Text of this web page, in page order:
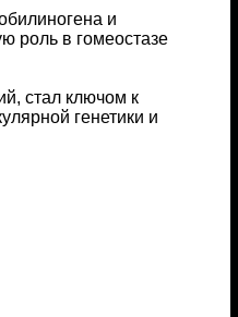
и
роль в гомеостазе
стал ключом к
генетики и